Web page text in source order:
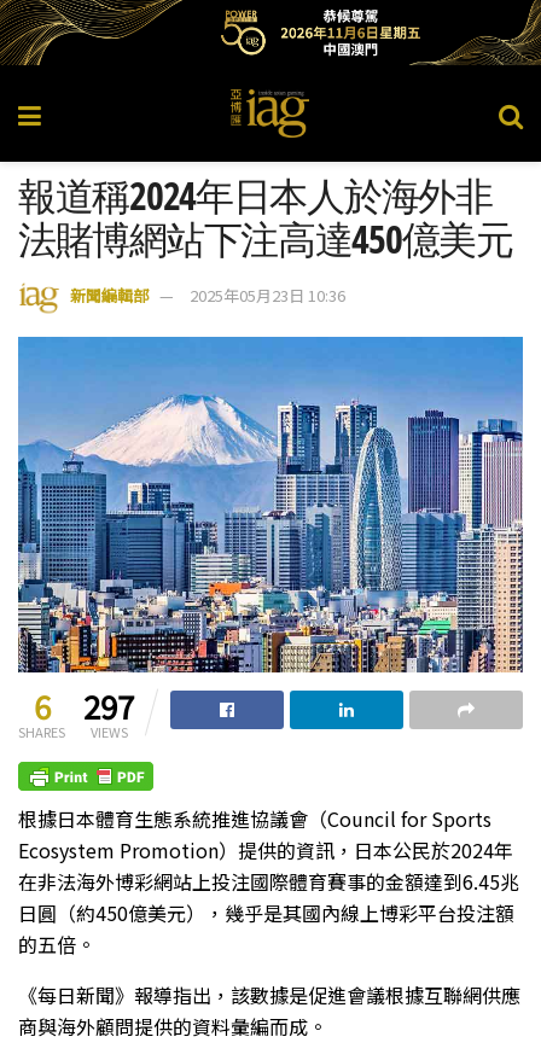
報道稱2024年日本人於海外非
法賭博網站下注高達450億美元
新聞編輯部 2025年05月23日 10:36
6
SHARES
297
VIEWS
根據日本體育生態系統推進協議會（Council for Sports
Ecosystem Promotion）提供的資訊，日本公民於2024年
在非法海外博彩網站上投注國際體育賽事的金額達到6.45兆
日圓（約450億美元），幾乎是其國內線上博彩平台投注額
的五倍。
《每日新聞》報導指出，該數據是促進會議根據互聯網供應
商與海外顧問提供的資料彙編而成。